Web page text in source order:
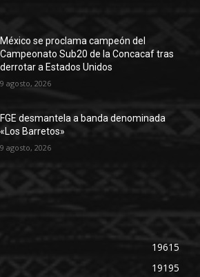
México se proclama campeón del
Campeonato Sub20 de la Concacaf tras
derrotar a Estados Unidos
9 agosto, 2026
FGE desmantela a banda denominada
«Los Barretos»
9 agosto, 2026
19615
19195